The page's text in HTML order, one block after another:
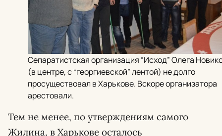
Сепаратистская организация “Исход” Олега
(в центре, с “георгиевской” лентой) не долго
просуществовал в Харькове. Вскоре организатора
арестовали.
Тем не менее, по утверждениям самого
Жилина, в Харькове осталось